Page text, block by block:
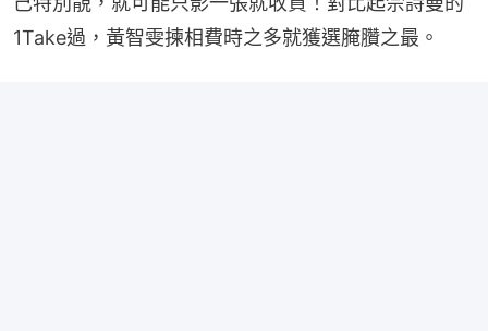
1Take過，黃智雯揀相費時之多就獲選腌臢之最。